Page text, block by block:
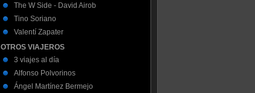
The W Side - David Airob
Tino Soriano
Valentí Zapater
OTROS VIAJEROS
3 viajes al día
Alfonso Polvorinos
Ángel Martínez Bermejo